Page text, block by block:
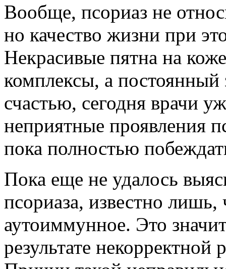
Вообще, псориаз не
но качество жизни при
Некрасивые пятна на
комплексы, а постоянный
счастью, сегодня врачи
неприятные проявления
пока полностью
Пока еще не удалось
псориаза, известно лишь,
аутоиммунное. Это
результате